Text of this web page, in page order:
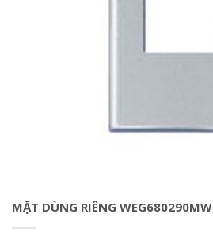
MẶT DÙNG RIÊNG WEG680290MW